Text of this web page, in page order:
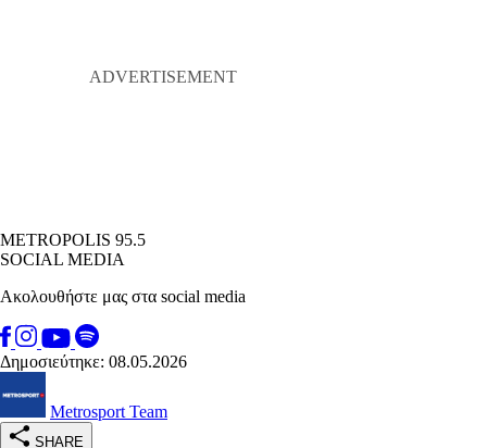
METROPOLIS 95.5
SOCIAL MEDIA
Ακολουθήστε μας στα social media
Δημοσιεύτηκε: 08.05.2026
Metrosport Team
SHARE